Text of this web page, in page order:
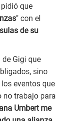
pidió que
" con el
de su
Gigi que
sino
eventos que
no trabajo para
Umbert me